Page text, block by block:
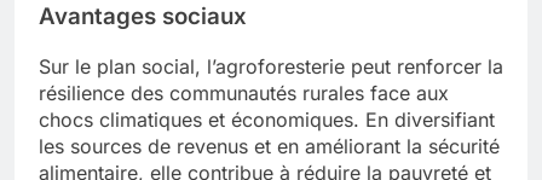
Avantages sociaux
Sur le plan social, l’agroforesterie peut renforcer la
résilience des communautés rurales face aux
chocs climatiques et économiques. En diversifiant
les sources de revenus et en améliorant la sécurité
alimentaire, elle contribue à réduire la pauvreté et